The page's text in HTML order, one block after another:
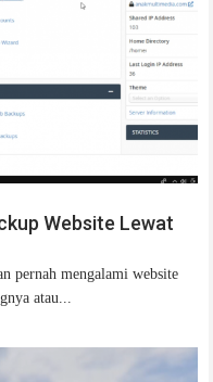
Website Lewat
pernah mengalami website
atau...